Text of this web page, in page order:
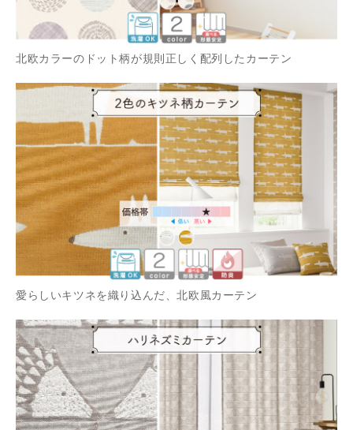
北欧カラーのドット柄が規則正しく配列したカーテン
愛らしいキツネを織り込んだ、北欧風カーテン